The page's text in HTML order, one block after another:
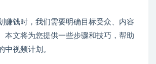
赚钱时，我们需要明确目标受众、内容
本文将为您提供一些步骤和技巧，帮助
中视频计划。